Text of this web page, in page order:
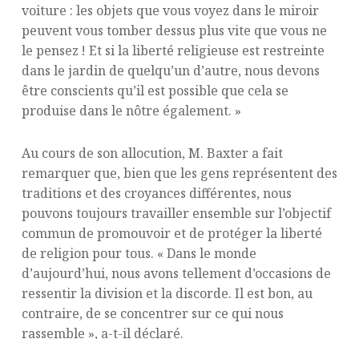
voiture : les objets que vous voyez dans le miroir
peuvent vous tomber dessus plus vite que vous ne
le pensez ! Et si la liberté religieuse est restreinte
dans le jardin de quelqu’un d’autre, nous devons
être conscients qu’il est possible que cela se
produise dans le nôtre également. »
Au cours de son allocution, M. Baxter a fait
remarquer que, bien que les gens représentent des
traditions et des croyances différentes, nous
pouvons toujours travailler ensemble sur l’objectif
commun de promouvoir et de protéger la liberté
de religion pour tous. « Dans le monde
d’aujourd’hui, nous avons tellement d’occasions de
ressentir la division et la discorde. Il est bon, au
contraire, de se concentrer sur ce qui nous
rassemble », a-t-il déclaré.